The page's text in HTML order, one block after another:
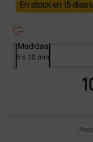
En stock en 15 días
heart_plus
Medidas